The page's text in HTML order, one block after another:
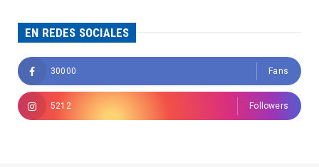
EN REDES SOCIALES
30000 Fans
5212 Followers